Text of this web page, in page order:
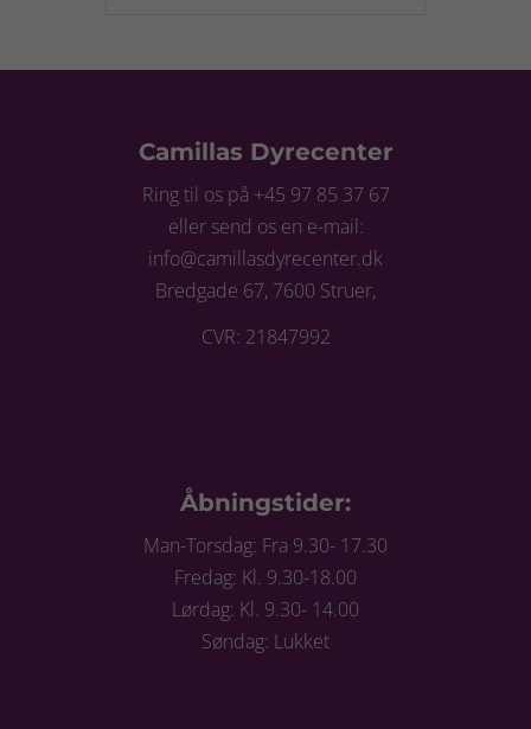
Camillas Dyrecenter
Ring til os på +45 97 85 37 67
eller send os en e-mail:
info@camillasdyrecenter.dk
Bredgade 67, 7600 Struer,
CVR: 21847992
Åbningstider:
Man-Torsdag: Fra 9.30- 17.30
Fredag: Kl. 9.30-18.00
Lørdag: Kl. 9.30- 14.00
Søndag: Lukket